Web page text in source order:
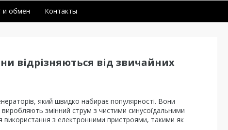
и обмен Контакты
відрізняються від звичайних
який швидко набирає популярності. Вони
змінний струм з чистими синусоїдальними
з електронними пристроями, такими як